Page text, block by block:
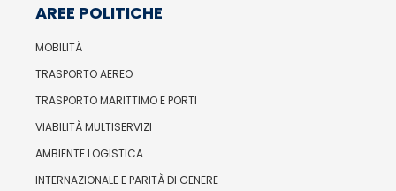
AREE POLITICHE
MOBILITÀ
TRASPORTO AEREO
TRASPORTO MARITTIMO E PORTI
VIABILITÀ MULTISERVIZI
AMBIENTE LOGISTICA
INTERNAZIONALE E PARITÀ DI GENERE